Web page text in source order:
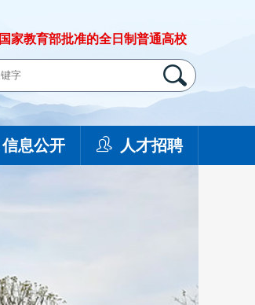
国家教育部批准的全日制普通高校
信息公开 人才招聘